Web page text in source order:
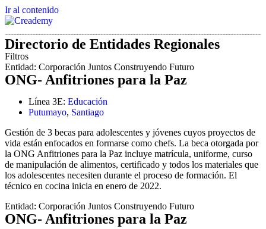
Ir al contenido
Directorio de Entidades Regionales
Filtros
Entidad: Corporación Juntos Construyendo Futuro
ONG- Anfitriones para la Paz
Línea 3E: Educación
Putumayo, Santiago
Gestión de 3 becas para adolescentes y jóvenes cuyos proyectos de
vida están enfocados en formarse como chefs. La beca otorgada por
la ONG Anfitriones para la Paz incluye matrícula, uniforme, curso
de manipulación de alimentos, certificado y todos los materiales que
los adolescentes necesiten durante el proceso de formación. El
técnico en cocina inicia en enero de 2022.
Entidad: Corporación Juntos Construyendo Futuro
ONG- Anfitriones para la Paz